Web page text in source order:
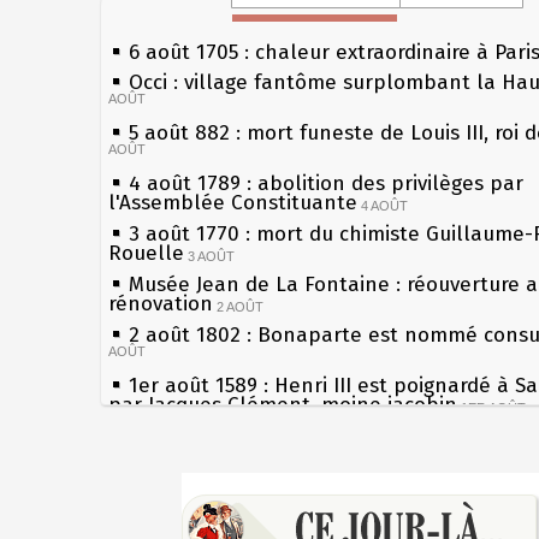
6 août 1705 : chaleur extraordinaire à Paris
Occi : village fantôme surplombant la
AOÛT
5 août 882 : mort funeste de Louis III, roi
AOÛT
4 août 1789 : abolition des privilèges par
l'Assemblée Constituante 4 AOÛT
3 août 1770 : mort du chimiste Guillaume-
Rouelle 3 AOÛT
Musée Jean de La Fontaine : réouverture
rénovation 2 AOÛT
2 août 1802 : Bonaparte est nommé
AOÛT
1er août 1589 : Henri III est poignardé à
par Jacques Clément, moine jacobin 1ER AOÛT
Chocolat Poulain 30 JUILLET
les siècles
27 mai 1610 : supplice de François